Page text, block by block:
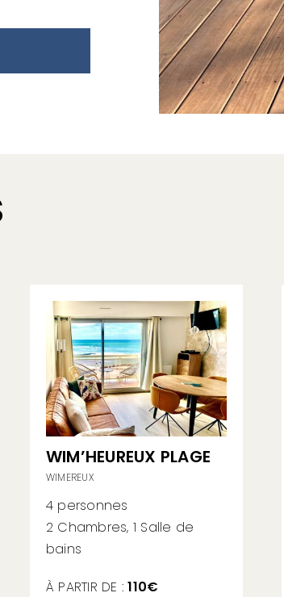
WIM’HEUREUX PLAGE
WIMEREUX
4 personnes
2 Chambres, 1 Salle de
bains
À PARTIR DE :110€